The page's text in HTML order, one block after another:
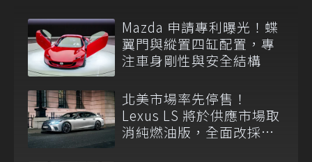
Mazda 申請專利曝光！蝶
翼門與縱置四缸配置，專
注車身剛性與安全結構
北美市場率先停售！
Lexus LS 將於供應市場取
消純燃油版，全面改採單